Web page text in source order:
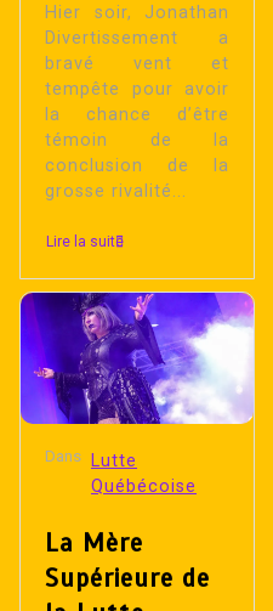
Hier soir, Jonathan
Divertissement a
bravé vent et
tempête pour avoir
la chance d’être
témoin de la
conclusion de la
grosse rivalité...
Lire la suite
Dans
Lutte
Québécoise
La Mère
Supérieure de